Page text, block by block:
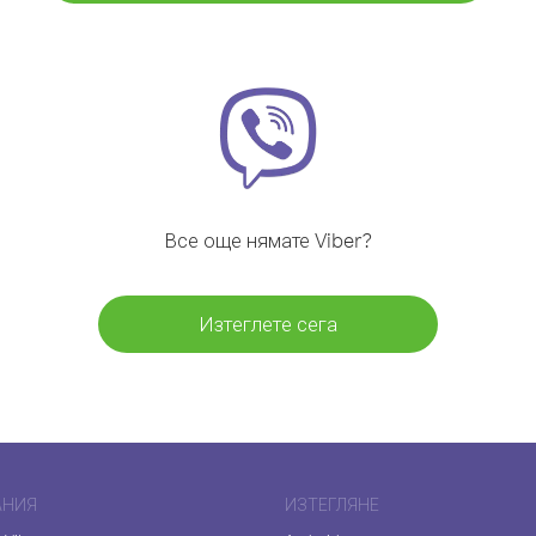
Все още нямате Viber?
Изтеглете сега
ИЗТЕГЛЯНЕ